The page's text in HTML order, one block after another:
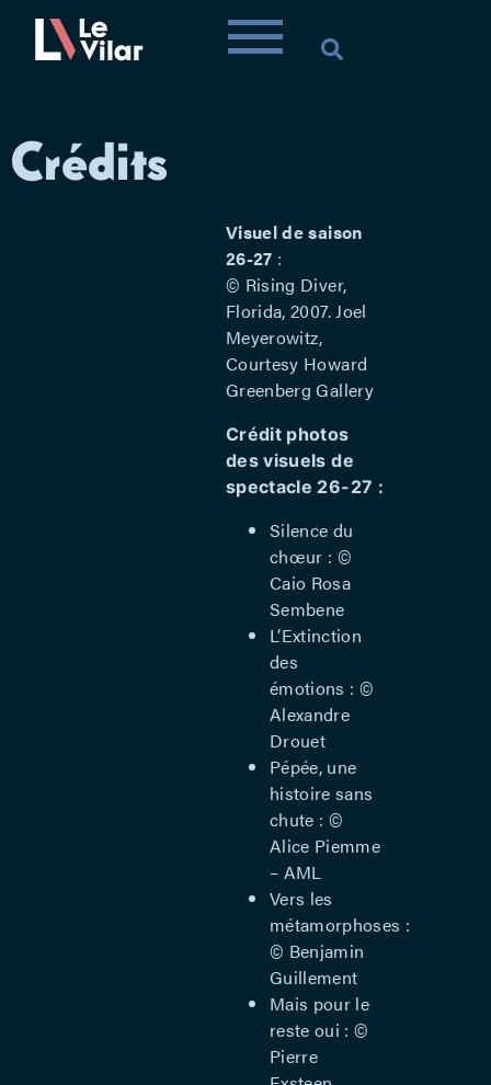
Crédits
Visuel de saison
26-27 :
© Rising Diver,
Florida, 2007. Joel
Meyerowitz,
Courtesy Howard
Greenberg Gallery
Crédit photos
des visuels de
spectacle 26-27 :
Silence du
chœur : ©
Caio Rosa
Sembene
L’Extinction
des
émotions : ©
Alexandre
Drouet
Pépée, une
histoire sans
chute : ©
Alice Piemme
– AML
Vers les
métamorphoses :
© Benjamin
Guillement
Mais pour le
reste oui : ©
Pierre